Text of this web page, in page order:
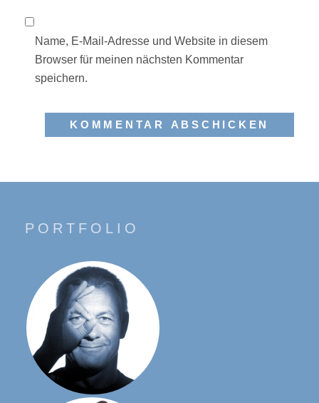
Name, E-Mail-Adresse und Website in diesem
Browser für meinen nächsten Kommentar
speichern.
PORTFOLIO